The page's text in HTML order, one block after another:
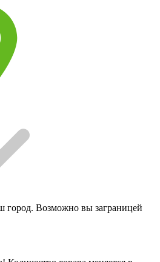
город. Возможно вы заграницей